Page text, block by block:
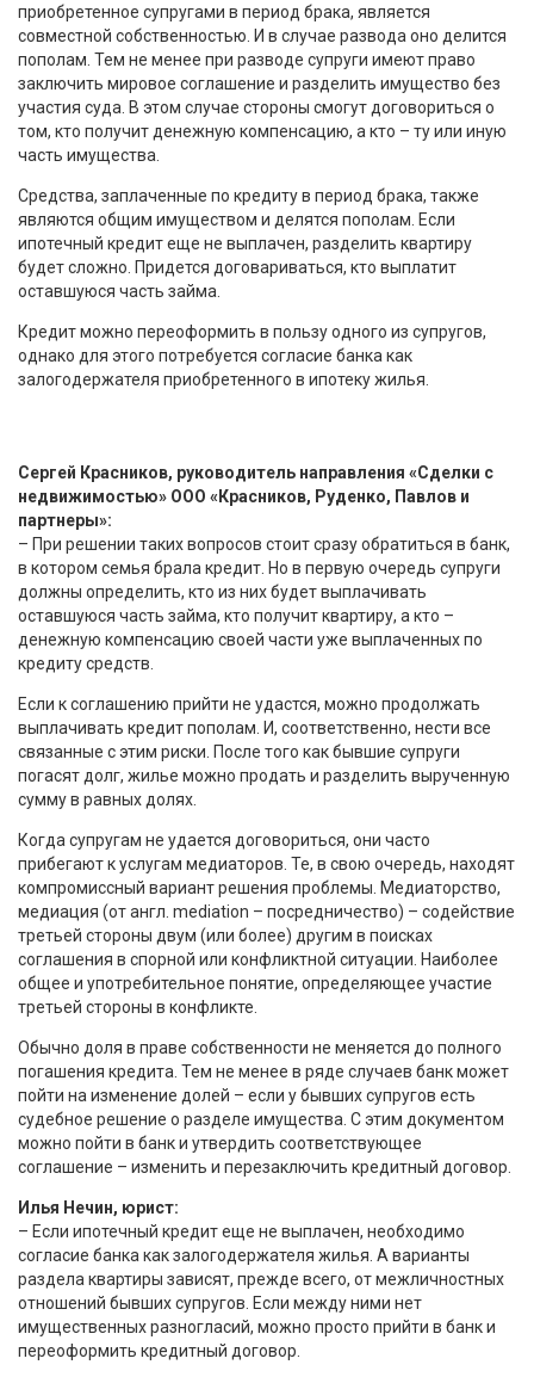
приобретенное супругами в период брака, является
совместной собственностью. И в случае развода оно делится
пополам. Тем не менее при разводе супруги имеют право
заключить мировое соглашение и разделить имущество без
участия суда. В этом случае стороны смогут договориться о
том, кто получит денежную компенсацию, а кто – ту или иную
часть имущества.
Средства, заплаченные по кредиту в период брака, также
являются общим имуществом и делятся пополам. Если
ипотечный кредит еще не выплачен, разделить квартиру
будет сложно. Придется договариваться, кто выплатит
оставшуюся часть займа.
Кредит можно переоформить в пользу одного из супругов,
однако для этого потребуется согласие банка как
залогодержателя приобретенного в ипотеку жилья.
Сергей Красников, руководитель направления «Сделки с
недвижимостью» ООО «Красников, Руденко, Павлов и
партнеры»:
– При решении таких вопросов стоит сразу обратиться в банк,
в котором семья брала кредит. Но в первую очередь супруги
должны определить, кто из них будет выплачивать
оставшуюся часть займа, кто получит квартиру, а кто –
денежную компенсацию своей части уже выплаченных по
кредиту средств.
Если к соглашению прийти не удастся, можно продолжать
выплачивать кредит пополам. И, соответственно, нести все
связанные с этим риски. После того как бывшие супруги
погасят долг, жилье можно продать и разделить вырученную
сумму в равных долях.
Когда супругам не удается договориться, они часто
прибегают к услугам медиаторов. Те, в свою очередь, находят
компромиссный вариант решения проблемы. Медиаторство,
медиация (от англ. mediation – посредничество) – содействие
третьей стороны двум (или более) другим в поисках
соглашения в спорной или конфликтной ситуации. Наиболее
общее и употребительное понятие, определяющее участие
третьей стороны в конфликте.
Обычно доля в праве собственности не меняется до полного
погашения кредита. Тем не менее в ряде случаев банк может
пойти на изменение долей – если у бывших супругов есть
судебное решение о разделе имущества. С этим документом
можно пойти в банк и утвердить соответствующее
соглашение – изменить и перезаключить кредитный договор.
Илья Нечин, юрист:
– Если ипотечный кредит еще не выплачен, необходимо
согласие банка как залогодержателя жилья. А варианты
раздела квартиры зависят, прежде всего, от межличностных
отношений бывших супругов. Если между ними нет
имущественных разногласий, можно просто прийти в банк и
переоформить кредитный договор.